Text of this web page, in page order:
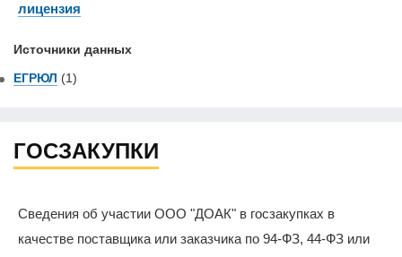
лицензия
Источники данных
ЕГРЮЛ (1)
ГОСЗАКУПКИ
Сведения об участии ООО "ДОАК" в госзакупках в
качестве поставщика или заказчика по 94-ФЗ, 44-ФЗ или